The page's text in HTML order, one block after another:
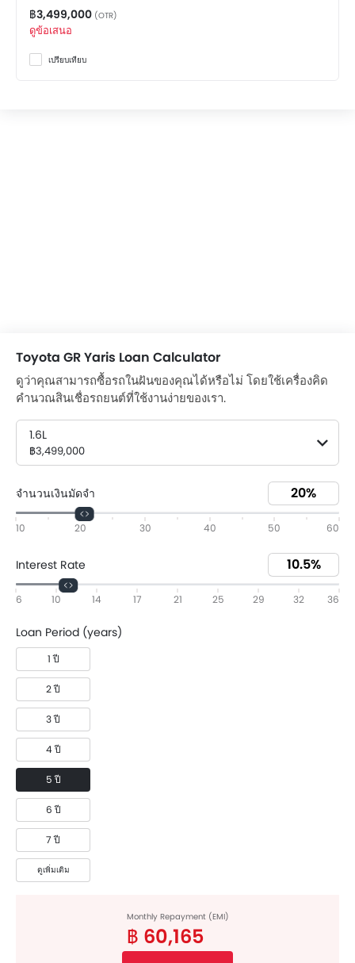
฿3,499,000 (OTR)
ดูข้อเสนอ
เปรียบเทียบ
Toyota GR Yaris Loan Calculator
ดูว่าคุณสามารถซื้อรถในฝันของคุณได้หรือไม่ โดยใช้เครื่องคิด
คำนวณสินเชื่อรถยนต์ที่ใช้งานง่ายของเรา.
1.6L
฿3,499,000
จำนวนเงินมัดจำ
10 20 30 40 50 60
Interest Rate
6 10 14 17 21 25 29 32 36
Loan Period (years)
1 ปี
2 ปี
3 ปี
4 ปี
5 ปี
6 ปี
7 ปี
ดูเพิ่มเติม
Monthly Repayment (EMI)
฿ 60,165